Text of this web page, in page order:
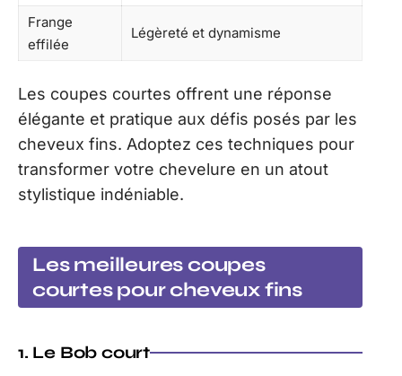
Frange
effilée
Légèreté et dynamisme
Les coupes courtes offrent une réponse
élégante et pratique aux défis posés par les
cheveux fins. Adoptez ces techniques pour
transformer votre chevelure en un atout
stylistique indéniable.
Les meilleures coupes
courtes pour cheveux fins
1. Le Bob court